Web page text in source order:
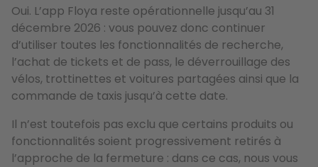
Oui. L’app Floya reste opérationnelle jusqu’au 31
décembre 2026 : vous pouvez donc continuer
d’utiliser toutes les fonctionnalités de recherche,
l’achat de tickets et de pass, le déverrouillage des
vélos, trottinettes et voitures partagées ainsi que la
commande de taxis jusqu’à cette date.
Il n’est toutefois pas exclu que certains produits ou
fonctionnalités soient progressivement retirés à
l’approche de la fermeture : dans ce cas, nous vous